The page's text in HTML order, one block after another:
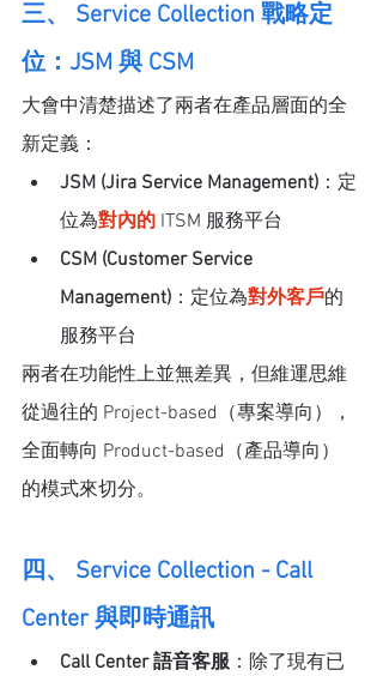
三、 Service Collection 戰略定
位：JSM 與 CSM
大會中清楚描述了兩者在產品層面的全
新定義：
JSM (Jira Service Management) ：定
位為對內的 ITSM 服務平台
CSM (Customer Service
Management) ：定位為對外客戶的
服務平台
兩者在功能性上並無差異，但維運思維
從過往的 Project-based（專案導向），
全面轉向 Product-based（產品導向）
的模式來切分。
四、 Service Collection - Call
Center 與即時通訊
Call Center 語音客服 ：除了現有已